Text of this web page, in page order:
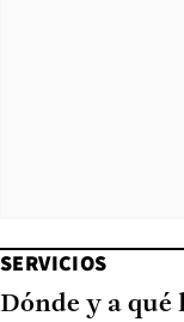
SERVICIOS
Dónde y a qué